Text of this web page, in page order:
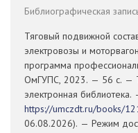
Библиографическая
Тяговый подвижной
электровозы и
программа
ОмГУПС, 2023. — 56 с. —
электронная библиотека.
https://umczdt.ru/books/
06.08.2026). — Режим